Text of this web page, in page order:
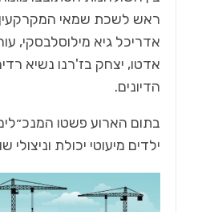
ראש לשכת שמאי המקרקעין
אדריכל גיא מילוסלבסקי,
אדטו, יצחק בז'רנו נשיא
הדיונים.
בתום הארוע פשטו
ילדים מיעוטי יכולת